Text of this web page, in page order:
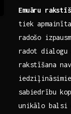
Emuāru
tiek
radošo
radot⁢ dialogu
rakstīšana
sabiedrību
unikālo balsi‍